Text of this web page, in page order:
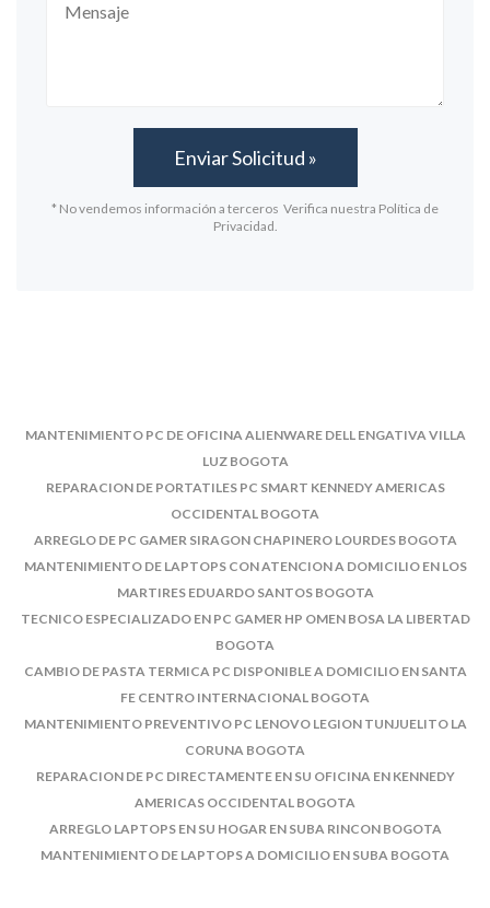
* No vendemos información a terceros Verifica nuestra Política de
Privacidad.
MANTENIMIENTO PC DE OFICINA ALIENWARE DELL ENGATIVA VILLA
LUZ BOGOTA
REPARACION DE PORTATILES PC SMART KENNEDY AMERICAS
OCCIDENTAL BOGOTA
ARREGLO DE PC GAMER SIRAGON CHAPINERO LOURDES BOGOTA
MANTENIMIENTO DE LAPTOPS CON ATENCION A DOMICILIO EN LOS
MARTIRES EDUARDO SANTOS BOGOTA
TECNICO ESPECIALIZADO EN PC GAMER HP OMEN BOSA LA LIBERTAD
BOGOTA
CAMBIO DE PASTA TERMICA PC DISPONIBLE A DOMICILIO EN SANTA
FE CENTRO INTERNACIONAL BOGOTA
MANTENIMIENTO PREVENTIVO PC LENOVO LEGION TUNJUELITO LA
CORUNA BOGOTA
REPARACION DE PC DIRECTAMENTE EN SU OFICINA EN KENNEDY
AMERICAS OCCIDENTAL BOGOTA
ARREGLO LAPTOPS EN SU HOGAR EN SUBA RINCON BOGOTA
MANTENIMIENTO DE LAPTOPS A DOMICILIO EN SUBA BOGOTA